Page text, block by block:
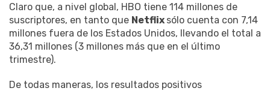
Claro que, a nivel global, HBO tiene 114 millones de
suscriptores, en tanto que Netflix sólo cuenta con 7,14
millones fuera de los Estados Unidos, llevando el total a
36,31 millones (3 millones más que en el último
trimestre).
De todas maneras, los resultados positivos